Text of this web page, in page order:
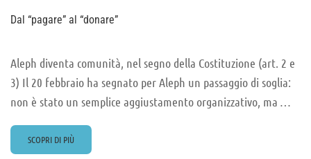
Dal “pagare” al “donare”
Aleph diventa comunità, nel segno della Costituzione (art. 2 e
3) Il 20 febbraio ha segnato per Aleph un passaggio di soglia:
non è stato un semplice aggiustamento organizzativo, ma …
READ
MORE
SCOPRI DI PIÙ